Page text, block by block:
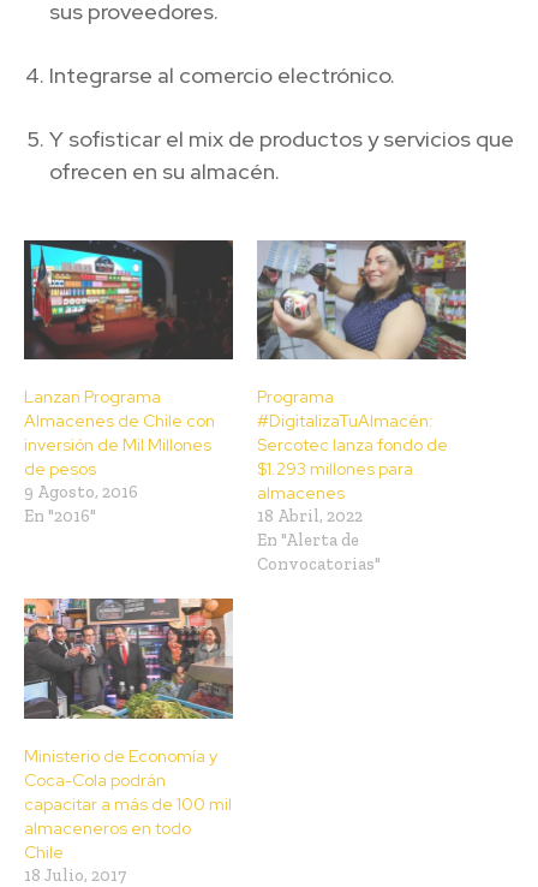
sus proveedores.
Integrarse al comercio electrónico.
Y sofisticar el mix de productos y servicios que
ofrecen en su almacén.
Lanzan Programa
Almacenes de Chile con
inversión de Mil Millones
de pesos
9 Agosto, 2016
En "2016"
Programa
#DigitalizaTuAlmacén:
Sercotec lanza fondo de
$1.293 millones para
almacenes
18 Abril, 2022
En "Alerta de
Convocatorias"
Ministerio de Economía y
Coca-Cola podrán
capacitar a más de 100 mil
almaceneros en todo
Chile
18 Julio, 2017